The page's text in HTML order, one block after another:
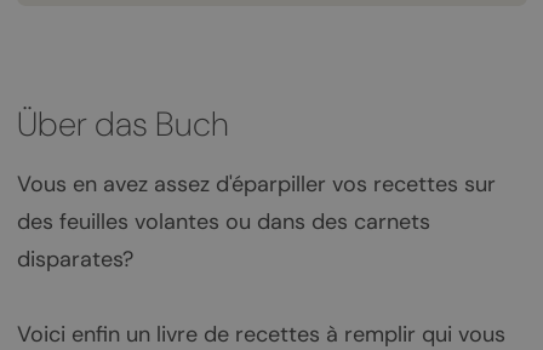
Über das Buch
Vous en avez assez d'éparpiller vos recettes sur
des feuilles volantes ou dans des carnets
disparates?
Voici enfin un livre de recettes à remplir qui vous